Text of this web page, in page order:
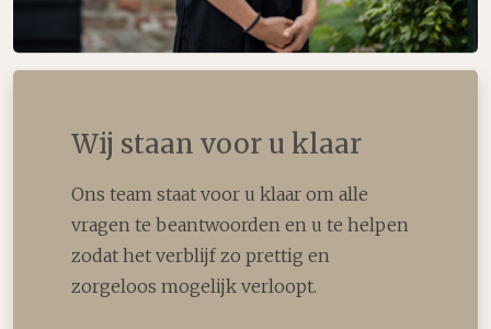
Wij staan voor u klaar
Ons team staat voor u klaar om alle
vragen te beantwoorden en u te helpen
zodat het verblijf zo prettig en
zorgeloos mogelijk verloopt.